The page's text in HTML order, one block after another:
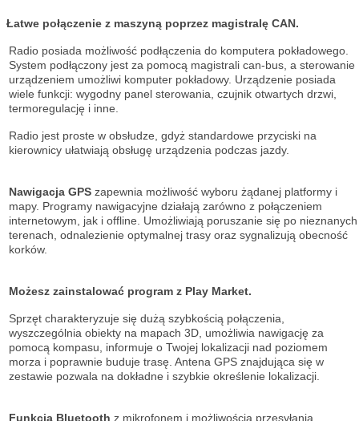
Łatwe połączenie z maszyną poprzez magistralę CAN.
Radio posiada możliwość podłączenia do komputera pokładowego.
System podłączony jest za pomocą magistrali can-bus, a sterowanie
urządzeniem umożliwi komputer pokładowy. Urządzenie posiada
wiele funkcji: wygodny panel sterowania, czujnik otwartych drzwi,
termoregulację i inne.
Radio jest proste w obsłudze, gdyż standardowe przyciski na
kierownicy ułatwiają obsługę urządzenia podczas jazdy.
Nawigacja GPS zapewnia możliwość wyboru żądanej platformy i
mapy. Programy nawigacyjne działają zarówno z połączeniem
internetowym, jak i offline. Umożliwiają poruszanie się po nieznanych
terenach, odnalezienie optymalnej trasy oraz sygnalizują obecność
korków.
Możesz zainstalować program z Play Market.
Sprzęt charakteryzuje się dużą szybkością połączenia,
wyszczególnia obiekty na mapach 3D, umożliwia nawigację za
pomocą kompasu, informuje o Twojej lokalizacji nad poziomem
morza i poprawnie buduje trasę. Antena GPS znajdująca się w
zestawie pozwala na dokładne i szybkie określenie lokalizacji.
Funkcja Bluetooth z mikrofonem i możliwością przesyłania